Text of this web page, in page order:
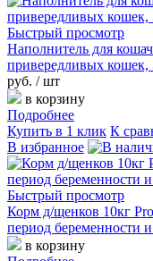
Быстрый просмотр
Наполнитель для
привередливых
руб. / шт
в корзину
Подробнее
Купить в 1 клик К
В избранное
Быстрый просмотр
Корм д/щенков 10кг
период беременности
в корзину